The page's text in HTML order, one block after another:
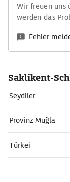
Wir freuen uns
werden das
Fehler
Saklikent-
Seydiler
Provinz Muğla
Türkei